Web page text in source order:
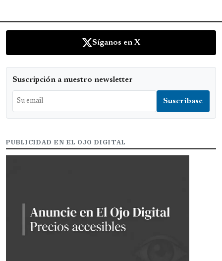
Síganos en X
Suscripción a nuestro newsletter
PUBLICIDAD EN EL OJO DIGITAL